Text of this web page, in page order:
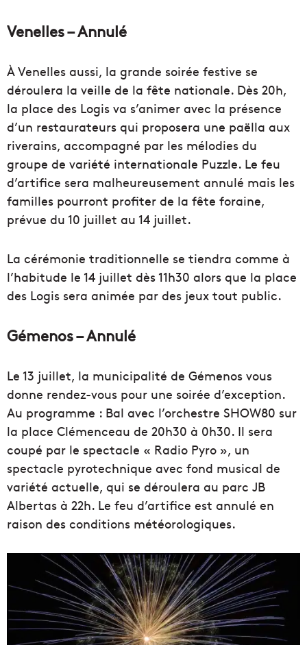
Venelles – Annulé
À Venelles aussi, la grande soirée festive se
déroulera la veille de la fête nationale. Dès 20h,
la place des Logis va s’animer avec la présence
d’un restaurateurs qui proposera une paëlla aux
riverains, accompagné par les mélodies du
groupe de variété internationale Puzzle. Le feu
d’artifice sera malheureusement annulé mais les
familles pourront profiter de la fête foraine,
prévue du 10 juillet au 14 juillet.
La cérémonie traditionnelle se tiendra comme à
l’habitude le 14 juillet dès 11h30 alors que la place
des Logis sera animée par des jeux tout public.
Gémenos – Annulé
Le 13 juillet, la municipalité de Gémenos vous
donne rendez-vous pour une soirée d’exception.
Au programme : Bal avec l’orchestre SHOW80 sur
la place Clémenceau de 20h30 à 0h30. Il sera
coupé par le spectacle « Radio Pyro », un
spectacle pyrotechnique avec fond musical de
variété actuelle, qui se déroulera au parc JB
Albertas à 22h. Le feu d’artifice est annulé en
raison des conditions météorologiques.